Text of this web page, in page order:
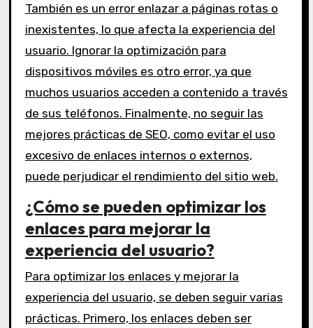
También es un error enlazar a páginas rotas o
inexistentes, lo que afecta la experiencia del
usuario. Ignorar la optimización para
dispositivos móviles es otro error, ya que
muchos usuarios acceden a contenido a través
de sus teléfonos. Finalmente, no seguir las
mejores prácticas de SEO, como evitar el uso
excesivo de enlaces internos o externos,
puede perjudicar el rendimiento del sitio web.
¿Cómo se pueden optimizar los
enlaces para mejorar la
experiencia del usuario?
Para optimizar los enlaces y mejorar la
experiencia del usuario, se deben seguir varias
prácticas. Primero, los enlaces deben ser